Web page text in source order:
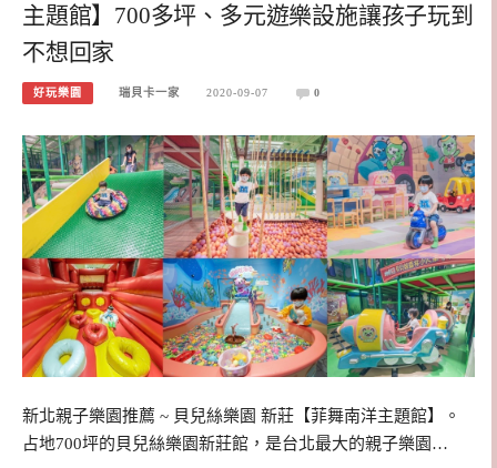
主題館】700多坪、多元遊樂設施讓孩子玩到
不想回家
好玩樂園 瑞貝卡一家 2020-09-07 0
新北親子樂園推薦 ~ 貝兒絲樂園 新莊【菲舞南洋主題館】。
占地700坪的貝兒絲樂園新莊館，是台北最大的親子樂園…